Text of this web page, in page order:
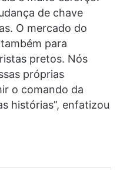
de chave
O mercado do
para
pretos. Nós
próprias
o comando da
histórias”, enfatizou